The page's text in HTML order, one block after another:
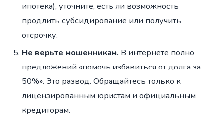
ипотека), уточните, есть ли возможность
продлить субсидирование или получить
отсрочку.
Не верьте мошенникам. В интернете полно
предложений «помочь избавиться от долга за
50%». Это развод. Обращайтесь только к
лицензированным юристам и официальным
кредиторам.